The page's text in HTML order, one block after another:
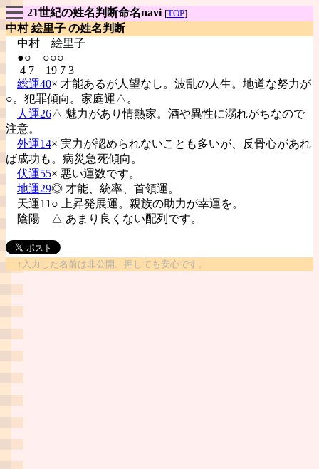
21世紀の姓名判断命名navi [TOP]
中村 絵里子 の姓名判断
中村 絵里子
●○ ○○○
4 7 19 7 3
総運40× 才能あるが人望なし。波乱の人生。地道な努力が
○。犯罪傾向。家庭運△。
人運26△ 魅力があり情熱家。酒や異性に溺れがちなので
注意。
外運14× 実力が認められないことも多いが、反骨心があれ
ば成功も。病災急死傾向。
伏運55× 悪い運数です。
地運29◎ 才能、統率、首領運。
天運11○ 上昇発展運。親族の助力が幸運を。
陰陽
△ あまり良くない配列です。
↑入力した名前は非公開。押しても安心です。